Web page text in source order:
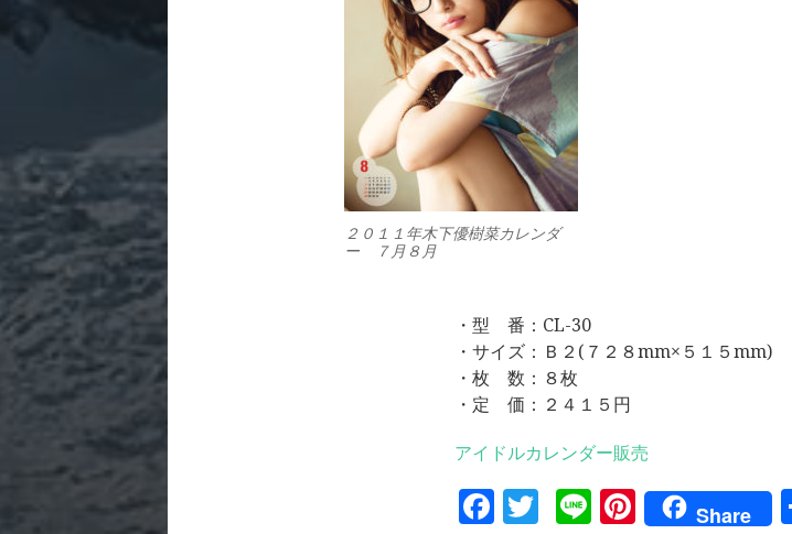
２０１１年木下優樹菜カレンダ
ー ７月８月
・型 番：CL-30
・サイズ：Ｂ２(７２８mm×５１５mm)
・枚 数：８枚
・定 価：２４１５円
アイドルカレンダー販売
Facebook
Twitter
LinePinterest
Share